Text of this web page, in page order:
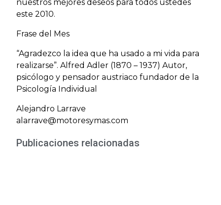
nuestros mejores deseos para todos ustedes
este 2010.
Frase del Mes
“Agradezco la idea que ha usado a mi vida para
realizarse”. Alfred Adler (1870 – 1937) Autor,
psicólogo y pensador austriaco fundador de la
Psicología Individual
Alejandro Larrave
alarrave@motoresymas.com
Publicaciones relacionadas